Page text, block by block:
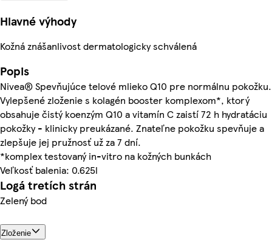
Hlavné výhody
Kožná znášanlivost dermatologicky schválená
Popis
Nivea® Spevňujúce telové mlieko Q10 pre normálnu pokožku.
Vylepšené zloženie s kolagén booster komplexom*, ktorý
obsahuje čistý koenzým Q10 a vitamín C zaistí 72 h hydratáciu
pokožky - klinicky preukázané. Znateľne pokožku spevňuje a
zlepšuje jej pružnosť už za 7 dní.
*komplex testovaný in-vitro na kožných bunkách
Veľkosť balenia: 0.625l
Logá tretích strán
Zelený bod
Zloženie